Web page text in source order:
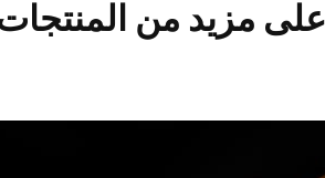
مزيد من المنتجات